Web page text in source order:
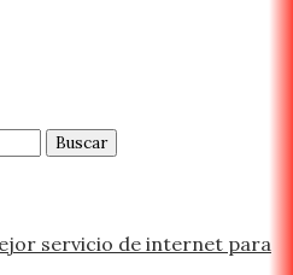
servicio de internet para